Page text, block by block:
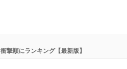
撃順にランキング【最新版】